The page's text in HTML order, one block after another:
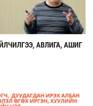
АВЛИГА, АШИГ